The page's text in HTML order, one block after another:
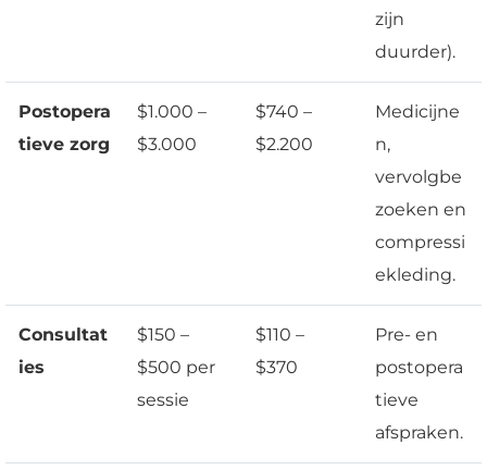
zijn
duurder).
Postopera
tieve zorg
$1.000 –
$3.000
$740 –
$2.200
Medicijne
n,
vervolgbe
zoeken en
compressi
ekleding.
Consultat
ies
$150 –
$500 per
sessie
$110 –
$370
Pre- en
postopera
tieve
afspraken.